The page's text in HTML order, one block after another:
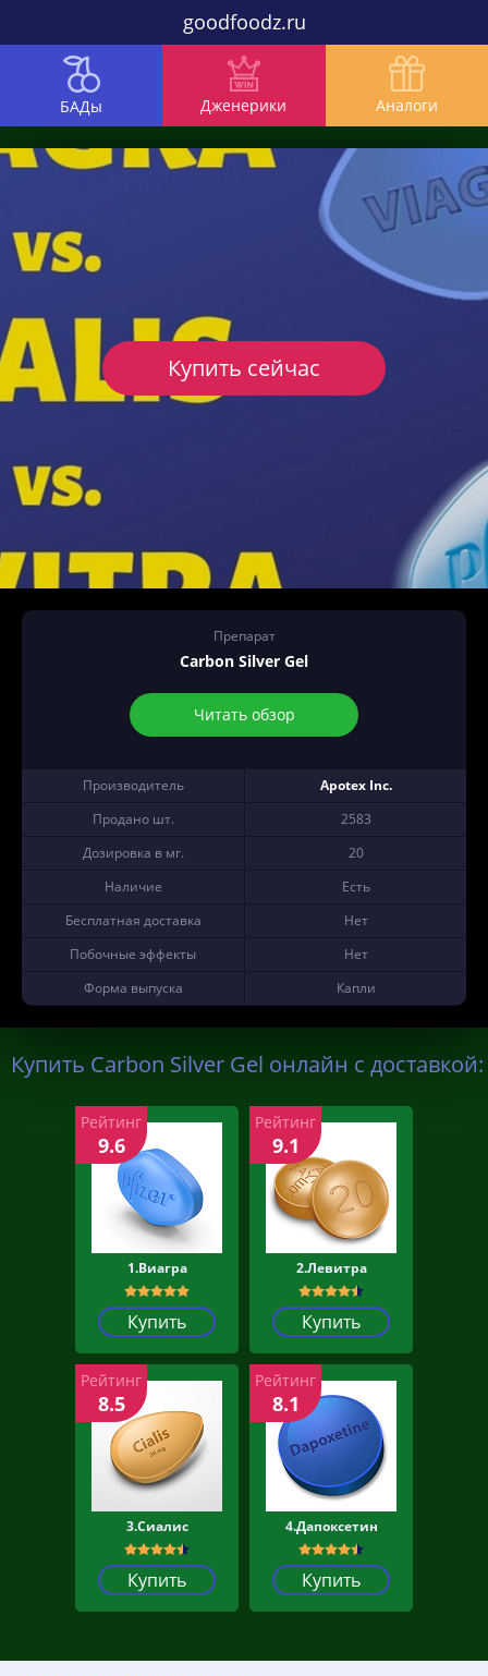
goodfoodz.ru
БАДы Дженерики Аналоги
Препарат
Carbon Silver Gel
Читать обзор
Производитель
Apotex Inc.
Продано шт.
2583
Дозировка в мг.
20
Наличие
Есть
Бесплатная доставка
Нет
Побочные эффекты
Нет
Форма выпуска
Капли
Купить сейчас
Купить Carbon Silver Gel онлайн с доставкой:
1.Виагра
Купить
Рейтинг
9.6
2.Левитра
Купить
Рейтинг
9.1
3.Сиалис
Купить
Рейтинг
8.5
4.Дапоксетин
Купить
Рейтинг
8.1